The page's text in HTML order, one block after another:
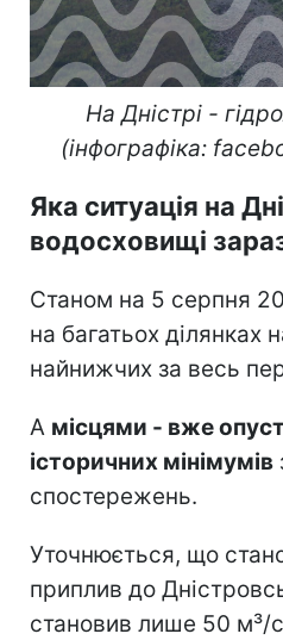
На Дністрі -
(інфографіка:
Яка ситуація на
водосховищі
Станом на 5 серпня
на багатьох ділянках
найнижчих за весь
А місцями - вже
історичних мінімумів
спостережень.
Уточнюється, що
приплив до
становив лише 50 м³/